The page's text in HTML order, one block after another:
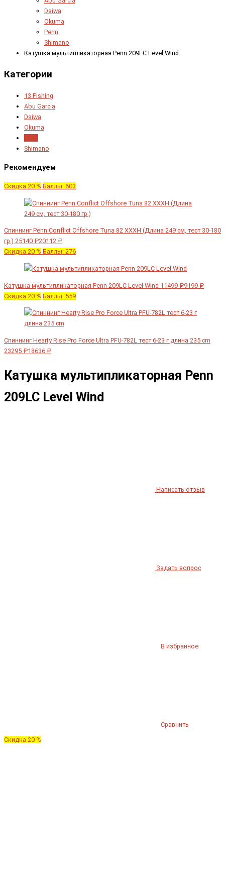
Daiwa
Okuma
Penn
Shimano
Катушка мультипликаторная Penn 209LC Level Wind
Категории
13 Fishing
Abu Garcia
Daiwa
Okuma
Shimano
Рекомендуем
Скидка 20 % Баллы: 603
Спиннинг Penn Conflict Offshore Tuna 82 XXXH (Длина 249 см, тест 30-180
гр.) 25140 ₽20112 ₽
Скидка 20 % Баллы: 276
Катушка мультипликаторная Penn 209LC Level Wind 11499 ₽9199 ₽
Скидка 20 % Баллы: 559
Спиннинг Hearty Rise Pro Force Ultra PFU-782L тест 6-23 г длина 235 cm
23295 ₽18636 ₽
Катушка мультипликаторная Penn
209LC Level Wind
Написать отзыв
Задать вопрос
В избранное
Сравнить
Скидка 20 %